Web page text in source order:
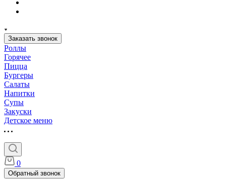
Заказать звонок
Роллы
Горячее
Пицца
Бургеры
Салаты
Напитки
Супы
Закуски
Детское меню
0
Обратный звонок